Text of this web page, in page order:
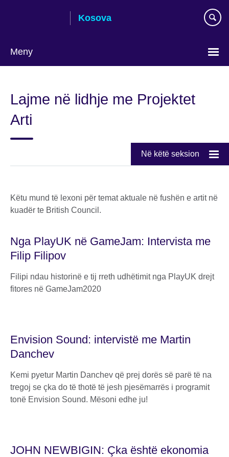
Kosova
Meny
language
Lajme në lidhje me Projektet
Arti
Në këtë seksion
Këtu mund të lexoni për temat aktuale në fushën e artit në
kuadër te British Council.
Nga PlayUK në GameJam: Intervista me
Filip Filipov
Filipi ndau historinë e tij rreth udhëtimit nga PlayUK drejt
fitores në GameJam2020
Envision Sound: intervistë me Martin
Danchev
Kemi pyetur Martin Danchev që prej dorës së parë të na
tregoj se çka do të thotë të jesh pjesëmarrës i programit
tonë Envision Sound. Mësoni edhe ju!
JOHN NEWBIGIN: Çka është ekonomia